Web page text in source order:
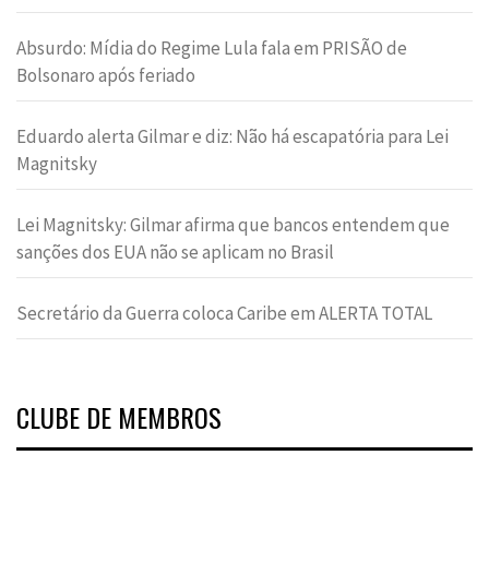
Absurdo: Mídia do Regime Lula fala em PRISÃO de
Bolsonaro após feriado
Eduardo alerta Gilmar e diz: Não há escapatória para Lei
Magnitsky
Lei Magnitsky: Gilmar afirma que bancos entendem que
sanções dos EUA não se aplicam no Brasil
Secretário da Guerra coloca Caribe em ALERTA TOTAL
CLUBE DE MEMBROS